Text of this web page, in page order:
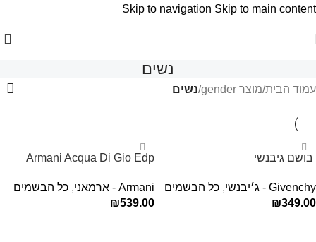
Skip to navigation Skip to main content
נשים
עמוד הבית/מוצר gender /נשים
‏ בושם גיבנשי
E.D.P 80ml ‏
Givenchy - ג׳יבנשי , כל הבשמים
₪349.00
Armani Acqua Di Gio Edp
לגבר
Armani - ארמאני , כל הבשמים
₪539.00